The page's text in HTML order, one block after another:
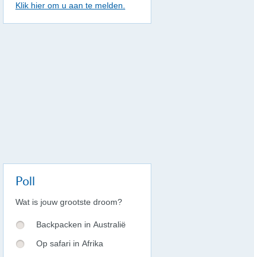
Klik hier om u aan te melden.
Poll
Wat is jouw grootste droom?
Backpacken in Australië
Op safari in Afrika